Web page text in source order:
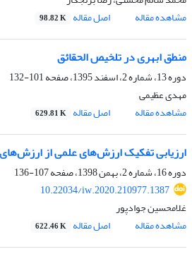
مشاهده مقاله
اصل مقاله 98.82 K
منطق ابهری در تلخیص الحقائق
دوره 13، شماره 2، اسفند 1395، صفحه
101-132
مهدی عظیمی
مشاهده مقاله
اصل مقاله 629.81 K
ارزیابی تفکیک ارزش‌های علمی از
دوره 16، شماره 2، بهمن 1398، صفحه
107-136
10.22034/iw.2020.210977.1387
غلامحسین جوادپور
مشاهده مقاله
اصل مقاله 622.46 K